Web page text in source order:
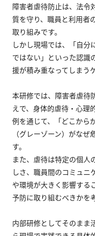
障害者虐待防止は、法令
質を守り、職員と利用者
取り組みです。
しかし現場では、「自分
ではない」といった認識
援が積み重なってしまう
本研修では、障害者虐待
えで、身体的虐待・心理
例を通じて、「どこから
（グレーゾーン）がな
す。
また、虐待は特定の個人
しさ、職員間のコミュニ
や環境が大きく影響する
予防に取り組むべきかを
内部研修としてそのまま